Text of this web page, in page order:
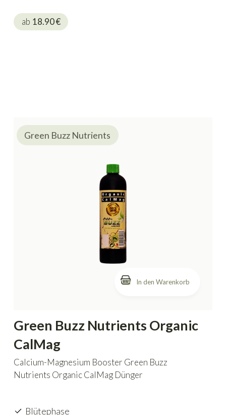
ab 18.90€
In den Warenkorb
Green Buzz Nutrients Organic
CalMag
Calcium-Magnesium Booster Green Buzz
Nutrients Organic CalMag Dünger
Blütephase
Green Buzz Nutrients